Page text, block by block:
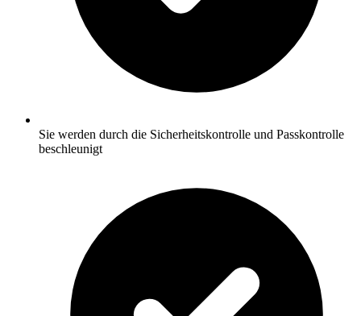
Sie werden durch die Sicherheitskontrolle und Passkontrolle
beschleunigt